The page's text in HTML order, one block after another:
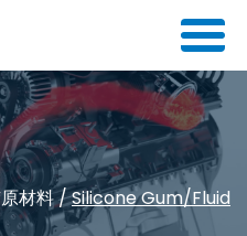
材料/Silicone Gum/Fluid